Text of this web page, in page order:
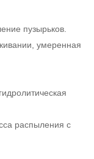
пузырьков.
умеренная
распыления с